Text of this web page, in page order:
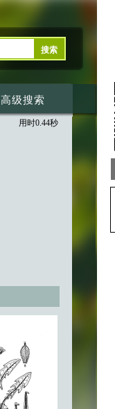
高级搜索
用时0.44秒